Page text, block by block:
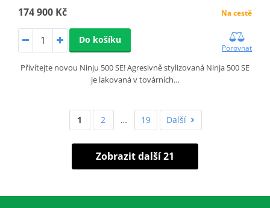
174 900 Kč Na cestě
Do košíku
Porovnat
Přivítejte novou Ninju 500 SE! Agresivně stylizovaná Ninja 500 SE
je lakovaná v továrních…
1 2 … 19 Další
Zobrazit další 21